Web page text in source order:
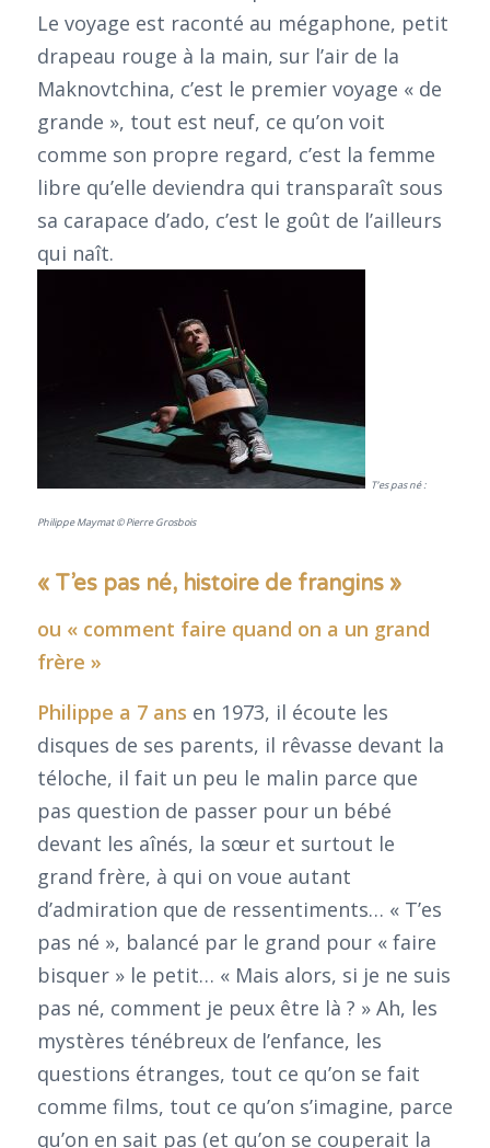
Le voyage est raconté au mégaphone, petit
drapeau rouge à la main, sur l’air de la
Maknovtchina, c’est le premier voyage « de
grande », tout est neuf, ce qu’on voit
comme son propre regard, c’est la femme
libre qu’elle deviendra qui transparaît sous
sa carapace d’ado, c’est le goût de l’ailleurs
qui naît.
T’es pas né :
Philippe Maymat © Pierre Grosbois
« T’es pas né, histoire de frangins »
ou « comment faire quand on a un grand
frère »
Philippe a 7 ans en 1973, il écoute les
disques de ses parents, il rêvasse devant la
téloche, il fait un peu le malin parce que
pas question de passer pour un bébé
devant les aînés, la sœur et surtout le
grand frère, à qui on voue autant
d’admiration que de ressentiments… « T’es
pas né », balancé par le grand pour « faire
bisquer » le petit… « Mais alors, si je ne suis
pas né, comment je peux être là ? » Ah, les
mystères ténébreux de l’enfance, les
questions étranges, tout ce qu’on se fait
comme films, tout ce qu’on s’imagine, parce
qu’on en sait pas (et qu’on se couperait la